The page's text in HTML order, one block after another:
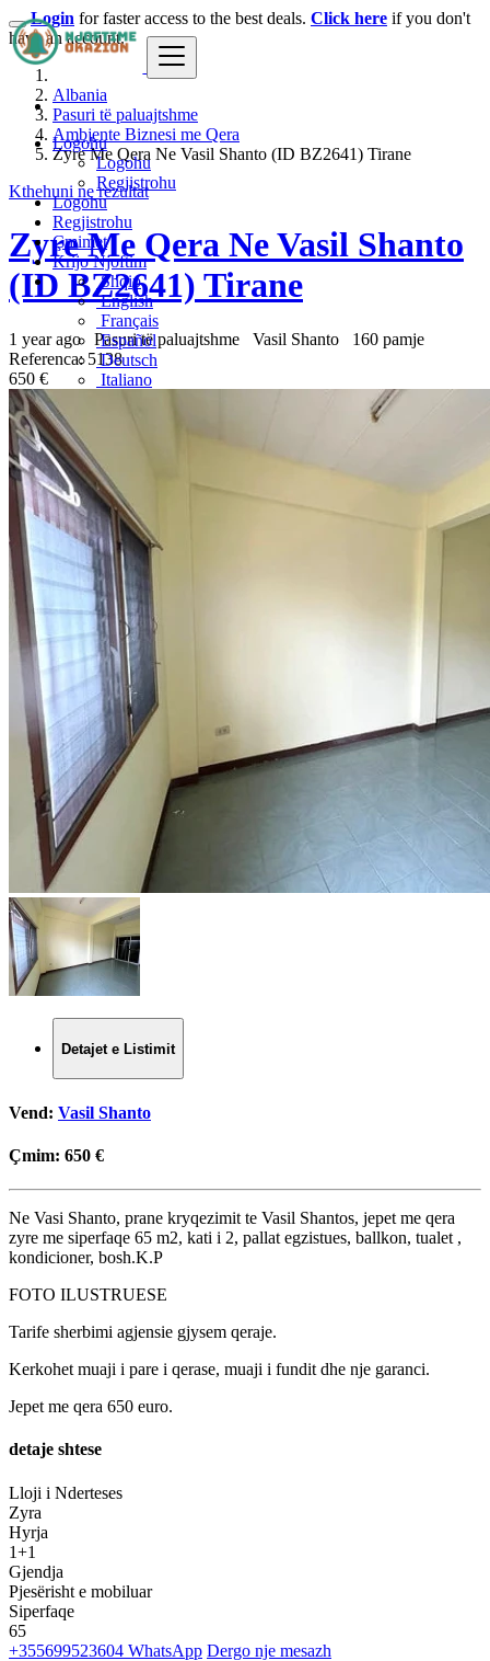
Logohu
Logohu
Regjistrohu
Logohu
Regjistrohu
Çmimet
Krijo Njoftim
Shqip
English
Français
Español
Deutsch
Italiano
Login for faster access to the best deals. Click here if you don't
have an account.
Albania
Pasuri të paluajtshme
Ambjente Biznesi me Qera
Zyre Me Qera Ne Vasil Shanto (ID BZ2641) Tirane
Kthehuni ne rezultat
Zyre Me Qera Ne Vasil Shanto
(ID BZ2641) Tirane
1 year ago Pasuri të paluajtshme Vasil Shanto
160 pamje
Referenca: 5138
650 €
Detajet e Listimit
Vend: Vasil Shanto
Çmim: 650 €
Ne Vasi Shanto, prane kryqezimit te Vasil Shantos, jepet me qera
zyre me siperfaqe 65 m2, kati i 2, pallat egzistues, ballkon, tualet ,
kondicioner, bosh.K.P
FOTO ILUSTRUESE
Tarife sherbimi agjensie gjysem qeraje.
Kerkohet muaji i pare i qerase, muaji i fundit dhe nje garanci.
Jepet me qera 650 euro.
detaje shtese
Lloji i Nderteses
Zyra
Hyrja
1+1
Gjendja
Pjesërisht e mobiluar
Siperfaqe
65
+355699523604 WhatsApp Dergo nje mesazh